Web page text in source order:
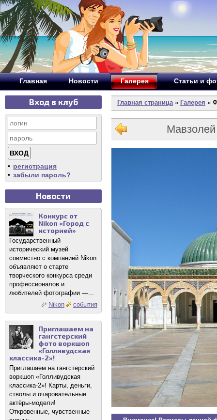
Главная Новости Галерея Статьи и
Вход в клуб
• регистрация
• забыли пароль?
Новости
Конкурс от
Nikon «Город с
историей»
Государственный
исторический музей
совместно с компанией Nikon
объявляют о старте
творческого конкурса среди
профессионалов и
любителей фотографии —...
Nikon
события
Приглашаем на
гангстерский
фото воркшоп
«Голливудская
классика-2»!
Приглашаем на гангстерский
воркшоп «Голливудская
классика-2»! Карты, деньги,
стволы и очаровательные
актёры-модели!
Откровенные, чувственные
Главная страница» Галерея »